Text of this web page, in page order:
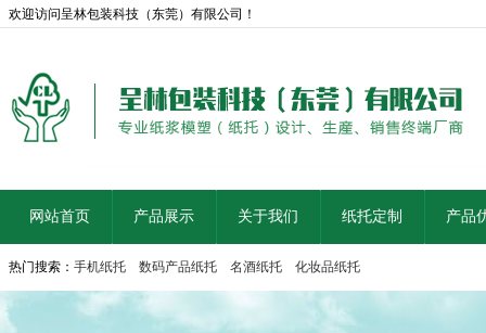
欢迎访问呈林包装科技（东莞）有限公司！
网站首页 产品展示 关于我们 纸托定制 产品
热门搜索： 手机纸托 数码产品纸托 名酒纸托 化妆品纸托